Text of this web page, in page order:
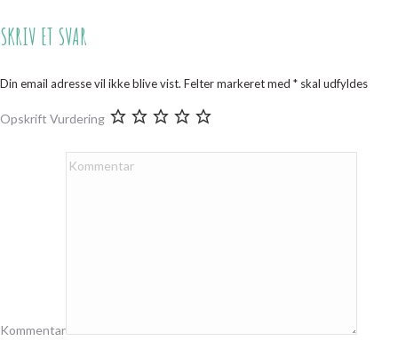
SKRIV ET SVAR
Din email adresse vil ikke blive vist. Felter markeret med * skal udfyldes
Opskrift Vurdering
Kommentar